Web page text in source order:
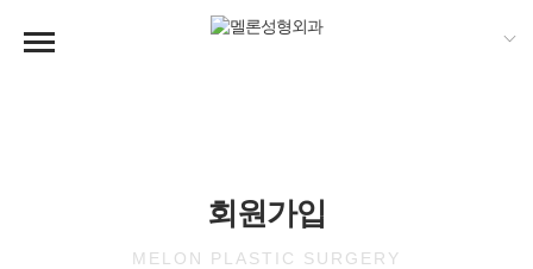
회원가입
MELON PLASTIC SURGERY